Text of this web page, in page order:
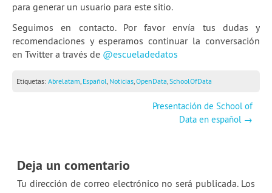
para generar un usuario para este sitio.
Seguimos en contacto. Por favor envía tus dudas y
recomendaciones y esperamos continuar la conversación
en Twitter a través de @escueladedatos
Etiquetas: Abrelatam, Español, Noticias,OpenData,SchoolOfData
Presentación de School of
Data en español →
Deja un comentario
Tu dirección de correo electrónico no será publicada.Los